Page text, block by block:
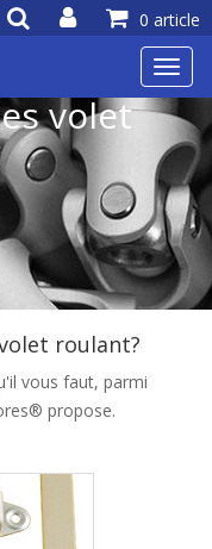
volet
roulant?
vous faut, parmi
propose.
0 article